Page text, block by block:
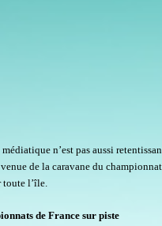
n’est pas aussi
de la caravane du
toute l’île.
de France sur piste